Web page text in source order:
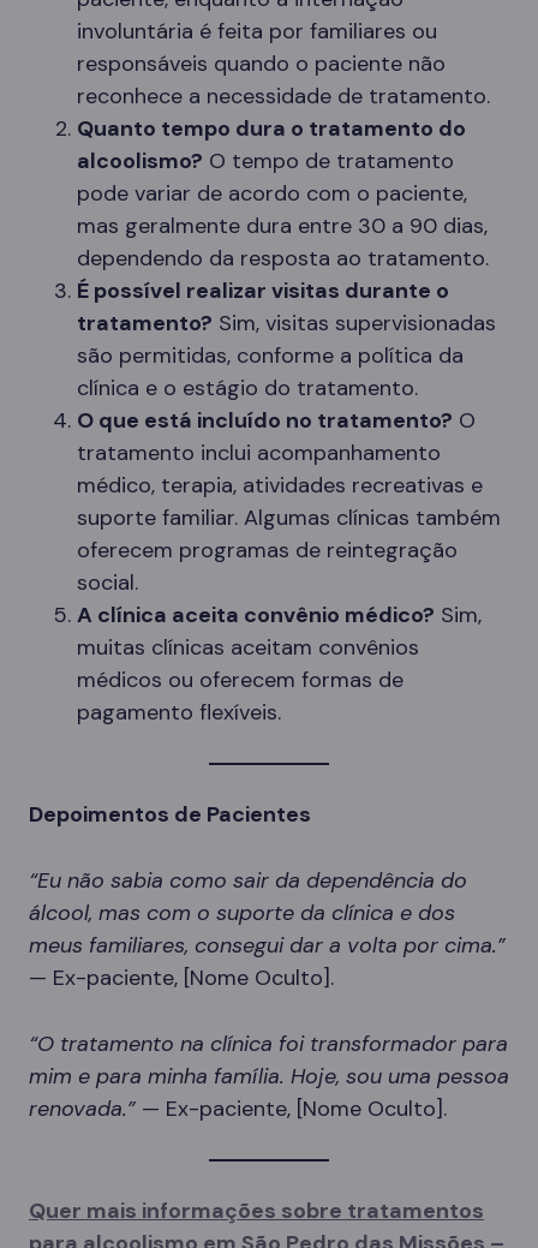
involuntária é feita por familiares ou
responsáveis quando o paciente não
reconhece a necessidade de tratamento.
Quanto tempo dura o tratamento do
alcoolismo? O tempo de tratamento
pode variar de acordo com o paciente,
mas geralmente dura entre 30 a 90 dias,
dependendo da resposta ao tratamento.
É possível realizar visitas durante o
tratamento? Sim, visitas supervisionadas
são permitidas, conforme a política da
clínica e o estágio do tratamento.
O que está incluído no tratamento? O
tratamento inclui acompanhamento
médico, terapia, atividades recreativas e
suporte familiar. Algumas clínicas também
oferecem programas de reintegração
social.
A clínica aceita convênio médico? Sim,
muitas clínicas aceitam convênios
médicos ou oferecem formas de
pagamento flexíveis.
Depoimentos de Pacientes
“Eu não sabia como sair da dependência do
álcool, mas com o suporte da clínica e dos
meus familiares, consegui dar a volta por cima.”
— Ex-paciente, [Nome Oculto].
“O tratamento na clínica foi transformador para
mim e para minha família. Hoje, sou uma pessoa
renovada.” — Ex-paciente, [Nome Oculto].
Quer mais informações sobre tratamentos